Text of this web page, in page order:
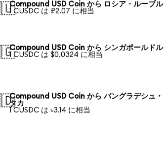
Compound USD Coin から ロシア・ルーブル
1 CUSDC は ₽2.07 に相当
Compound USD Coin から シンガポールドル
1 CUSDC は $0.0324 に相当
Compound USD Coin から バングラデシュ・
タカ
1 CUSDC は ৳3.14 に相当